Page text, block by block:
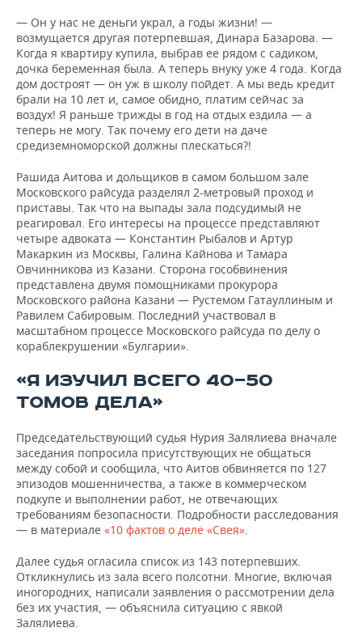
— Он у нас не деньги украл, а годы жизни! —
возмущается другая потерпевшая, Динара Базарова. —
Когда я квартиру купила, выбрав ее рядом с садиком,
дочка беременная была. А теперь внуку уже 4 года. Когда
дом достроят — он уж в школу пойдет. А мы ведь кредит
брали на 10 лет и, самое обидно, платим сейчас за
воздух! Я раньше трижды в год на отдых ездила — а
теперь не могу. Так почему его дети на даче
средиземноморской должны плескаться?!
Рашида Аитова и дольщиков в самом большом зале
Московского райсуда разделял 2-метровый проход и
приставы. Так что на выпады зала подсудимый не
реагировал. Его интересы на процессе представляют
четыре адвоката — Константин Рыбалов и Артур
Макаркин из Москвы, Галина Кайнова и Тамара
Овчинникова из Казани. Сторона гособвинения
представлена двумя помощниками прокурора
Московского района Казани — Рустемом Гатауллиным и
Равилем Сабировым. Последний участвовал в
масштабном процессе Московского райсуда по делу о
кораблекрушении «Булгарии».
«Я ИЗУЧИЛ ВСЕГО 40—50
ТОМОВ ДЕЛА»
Председательствующий судья Нурия Залялиева вначале
заседания попросила присутствующих не общаться
между собой и сообщила, что Аитов обвиняется по 127
эпизодов мошенничества, а также в коммерческом
подкупе и выполнении работ, не отвечающих
требованиям безопасности. Подробности расследования
— в материале «10 фактов о деле «Свея».
Далее судья огласила список из 143 потерпевших.
Откликнулись из зала всего полсотни. Многие, включая
иногородних, написали заявления о рассмотрении дела
без их участия, — объяснила ситуацию с явкой
Залялиева.